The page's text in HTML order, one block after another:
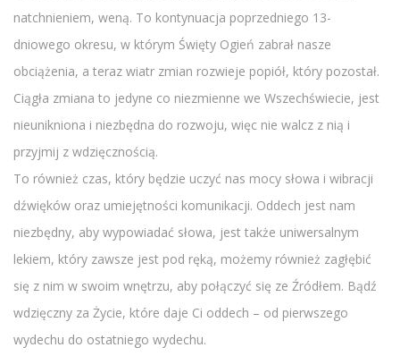
natchnieniem, weną. To kontynuacja poprzedniego 13-
dniowego okresu, w którym Święty Ogień zabrał nasze
obciążenia, a teraz wiatr zmian rozwieje popiół, który pozostał.
Ciągła zmiana to jedyne co niezmienne we Wszechświecie, jest
nieunikniona i niezbędna do rozwoju, więc nie walcz z nią i
przyjmij z wdzięcznością.
To również czas, który będzie uczyć nas mocy słowa i wibracji
dźwięków oraz umiejętności komunikacji. Oddech jest nam
niezbędny, aby wypowiadać słowa, jest także uniwersalnym
lekiem, który zawsze jest pod ręką, możemy również zagłębić
się z nim w swoim wnętrzu, aby połączyć się ze Źródłem. Bądź
wdzięczny za Życie, które daje Ci oddech – od pierwszego
wydechu do ostatniego wydechu.